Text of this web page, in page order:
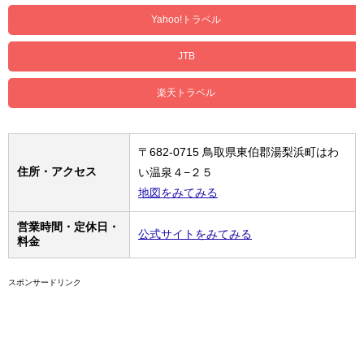
Yahoo!トラベル
JTB
楽天トラベル
住所・アクセス
〒682-0715 鳥取県東伯郡湯梨浜町はわ
い温泉４−２５
地図をみてみる
営業時間・定休日・
料金
公式サイトをみてみる
スポンサードリンク